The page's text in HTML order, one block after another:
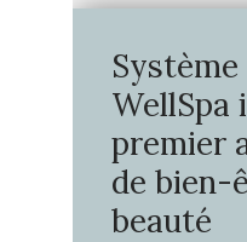
Système
WellSpa
premier
de bien-
beauté